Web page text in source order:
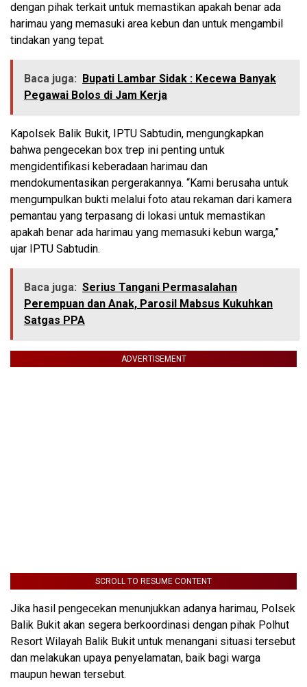
dengan pihak terkait untuk memastikan apakah benar ada
harimau yang memasuki area kebun dan untuk mengambil
tindakan yang tepat.
Baca juga:
Bupati Lambar Sidak : Kecewa Banyak
Pegawai Bolos di Jam Kerja
Kapolsek Balik Bukit, IPTU Sabtudin, mengungkapkan
bahwa pengecekan box trep ini penting untuk
mengidentifikasi keberadaan harimau dan
mendokumentasikan pergerakannya. “Kami berusaha untuk
mengumpulkan bukti melalui foto atau rekaman dari kamera
pemantau yang terpasang di lokasi untuk memastikan
apakah benar ada harimau yang memasuki kebun warga,”
ujar IPTU Sabtudin.
Baca juga: Serius Tangani Permasalahan
Perempuan dan Anak, Parosil Mabsus Kukuhkan
Satgas PPA
ADVERTISEMENT
SCROLL TO RESUME CONTENT
Jika hasil pengecekan menunjukkan adanya harimau, Polsek
Balik Bukit akan segera berkoordinasi dengan pihak Polhut
Resort Wilayah Balik Bukit untuk menangani situasi tersebut
dan melakukan upaya penyelamatan, baik bagi warga
maupun hewan tersebut.